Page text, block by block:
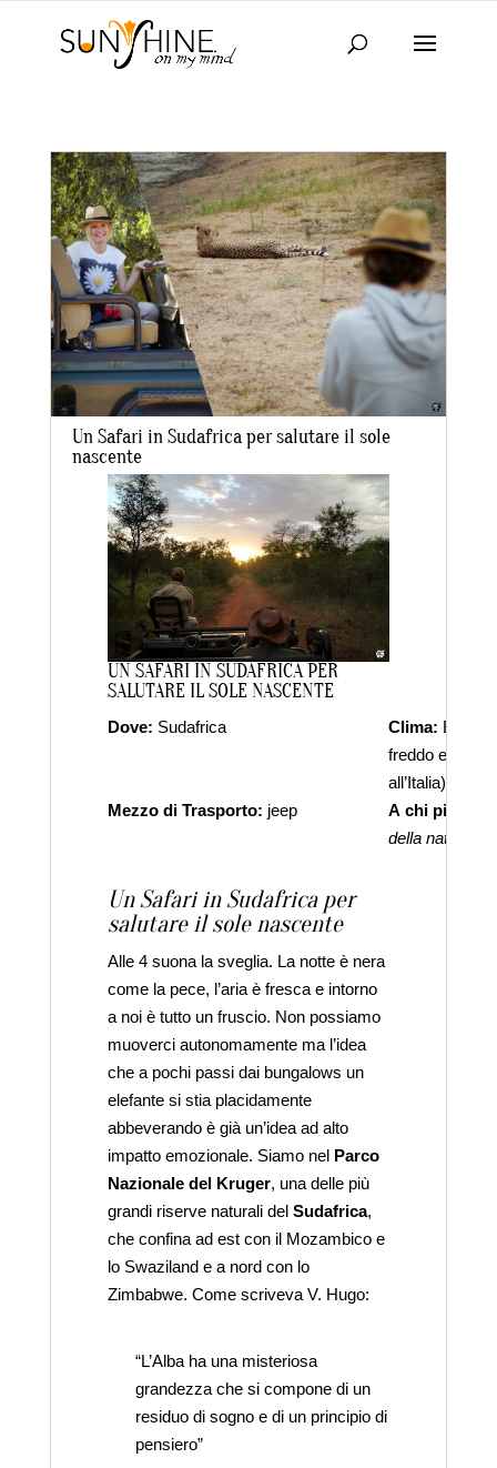
Un Safari in Sudafrica per salutare il sole
nascente
laraadmin| Feb 7, 2021|IN EVIDENZA TRAVEL
UN SAFARI IN SUDAFRICA PER
SALUTARE IL SOLE NASCENTE
Dove: Sudafrica Clima: Estate
freddo e
all’Italia)
Mezzo di Trasporto: jeep A chi piace:
della natura,
Un Safari in Sudafrica per
salutare il sole nascente
Alle 4 suona la sveglia. La notte è nera
come la pece, l’aria è fresca e intorno
a noi è tutto un fruscio. Non possiamo
muoverci autonomamente ma l’idea
che a pochi passi dai bungalows un
elefante si stia placidamente
abbeverando è già un’idea ad alto
impatto emozionale. Siamo nel Parco
Nazionale del Kruger, una delle più
grandi riserve naturali del Sudafrica,
che confina ad est con il Mozambico e
lo Swaziland e a nord con lo
Zimbabwe. Come scriveva V. Hugo:
“L’Alba ha una misteriosa
grandezza che si compone di un
residuo di sogno e di un principio di
pensiero”